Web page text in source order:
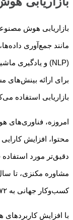
بازاریابی هوش
مانند جمع‌آوری
برای ارائه
بازاریابی استفاده
امروزه،
محتوا، افزایش
دقیق‌تر مورد
کسب‌وکار جهانی به ۷۲٪ افزایش یافته است.
با افزایش